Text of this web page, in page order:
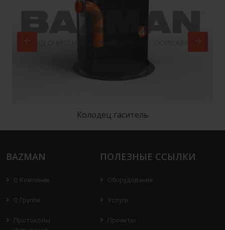
Колодец гаситель
BAZMAN
О Компании
О Группе
Протоколы
ПОЛЕЗНЫЕ ССЫЛКИ
Оборудование
Услуги
Проекты